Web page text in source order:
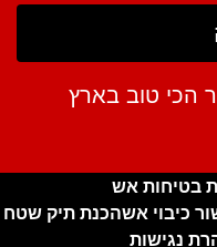
הכי טוב בארץ
בטיחות אש
כיבוי אשהכנת תיק שטח
נגישות